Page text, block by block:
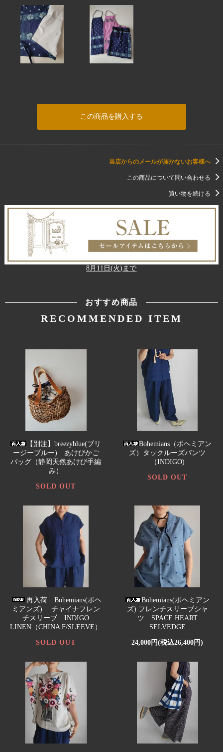
この商品を購入する
当店からのメールが届かないお客様へ
この商品について問い合わせる
買い物を続ける
8月11日(火)まで
おすすめ商品
RECOMMENDED ITEM
【別注】breezyblue(ブリ
ージーブルー) あけびかご
バッグ（静岡天然あけび手編
み）
SOLD OUT
Bohemians（ボヘミアン
ズ）タックルーズパンツ
（INDIGO)
SOLD OUT
再入荷 Bohemians(ボヘ
ミアンズ) チャイナフレン
チスリーブ INDIGO
LINEN（CHINA F/SLEEVE）
SOLD OUT
Bohemians(ボヘミアン
ズ) フレンチスリーブシャ
ツ SPACE HEART
SELVEDGE
24,000円(税込26,400円)